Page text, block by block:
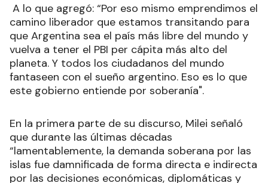
A lo que agregó: “Por eso mismo emprendimos el
camino liberador que estamos transitando para
que Argentina sea el país más libre del mundo y
vuelva a tener el PBI per cápita más alto del
planeta. Y todos los ciudadanos del mundo
fantaseen con el sueño argentino. Eso es lo que
este gobierno entiende por soberanía".
En la primera parte de su discurso, Milei señaló
que durante las últimas décadas
“lamentablemente, la demanda soberana por las
islas fue damnificada de forma directa e indirecta
por las decisiones económicas, diplomáticas y